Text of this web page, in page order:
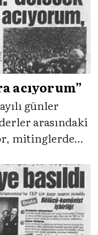
acıyorum”
günler
arasındaki
mitinglerde
birlikte